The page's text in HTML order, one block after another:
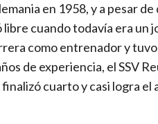
en 1958, y a pesar
libre cuando todavía era un
como entrenador y
de experiencia, el SSV
cuarto y casi logra el